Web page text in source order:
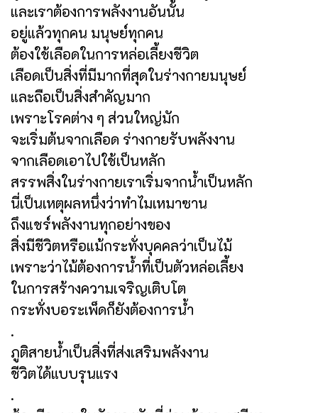
และเราต้องการพลังงานอันนั้น
อยู่แล้วทุกคน มนุษย์ทุกคน
ต้องใช้เลือดในการหล่อเลี้ยงชีวิต
เลือดเป็นสิ่งที่มีมากที่สุดในร่างกายมนุษย์
และถือเป็นสิ่งสำคัญมาก
เพราะโรคต่าง ๆ ส่วนใหญ่มัก
จะเริ่มต้นจากเลือด ร่างกายรับพลังงาน
จากเลือดเอาไปใช้เป็นหลัก
สรรพสิ่งในร่างกายเราเริ่มจากน้ำเป็นหลัก
นี่เป็นเหตุผลหนึ่งว่าทำไมเหมาซาน
ถึงแชร์พลังงานทุกอย่างของ
สิ่งมีชีวิตหรือแม้กระทั่งบุคคลว่าเป็นไม้
เพราะว่าไม้ต้องการน้ำที่เป็นตัวหล่อเลี้ยง
ในการสร้างความเจริญเติบโต
กระทั่งบอระเพ็ดก็ยังต้องการน้ำ
.
ภูติสายน้ำเป็นสิ่งที่ส่งเสริมพลังงาน
ชีวิตได้แบบรุนแรง
.